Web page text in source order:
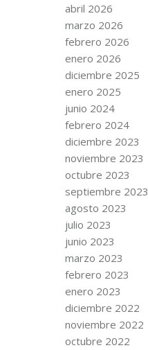
abril 2026
marzo 2026
febrero 2026
enero 2026
diciembre 2025
enero 2025
junio 2024
febrero 2024
diciembre 2023
noviembre 2023
octubre 2023
septiembre 2023
agosto 2023
julio 2023
junio 2023
marzo 2023
febrero 2023
enero 2023
diciembre 2022
noviembre 2022
octubre 2022